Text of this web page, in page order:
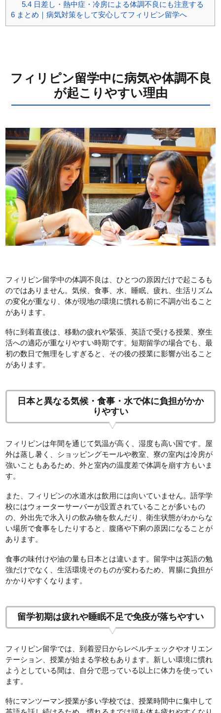
5.4 日差し・熱中症・冷房による体調不良にも注意する
6 まとめ｜病気対策をして安心してフィリピン留学へ
フィリピン留学中に病気や体調不良
が起こりやすい理由
フィリピン留学中の体調不良は、ひとつの原因だけで起こるも
のではありません。気候、食事、水、睡眠、疲れ、生活リズム
の変化が重なり、体が現地の環境に慣れる前に不調が出ること
があります。
特に到着直後は、移動の疲れや緊張、英語で受ける授業、寮生
活への適応が重なりやすい時期です。短期留学の場合でも、最
初の数日で無理をしすぎると、その後の授業に影響が出ること
があります。
日本と異なる気候・食事・水で体に負担がかか
りやすい
フィリピンは年間を通じて気温が高く、湿度も高い国です。屋
外は蒸し暑く、ショッピングモールや教室、寮の室内は冷房が
強いこともあるため、外と室内の温度差で体調を崩す方もいま
す。
また、フィリピンの水道水は飲用には向いていません。語学学
校にはウォーターサーバーが設置されていることが多いもの
の、外出先で氷入りの飲み物を飲んだり、衛生状態がわからな
い場所で食事をしたりすると、腹痛や下痢の原因になることが
あります。
食事の味付けや油の量も日本とは違います。留学中は英語の勉
強だけでなく、生活環境そのものが変わるため、胃腸に負担が
かかりやすくなります。
留学初期は疲れや睡眠不足で免疫が落ちやすい
フィリピン留学では、到着翌日からレベルチェックやオリエン
テーション、授業が始まる学校もあります。新しい環境に慣れ
ようとしている間は、自分で思っている以上に体力を使ってい
ます。
特にマンツーマン授業が多い学校では、授業時間中に集中して